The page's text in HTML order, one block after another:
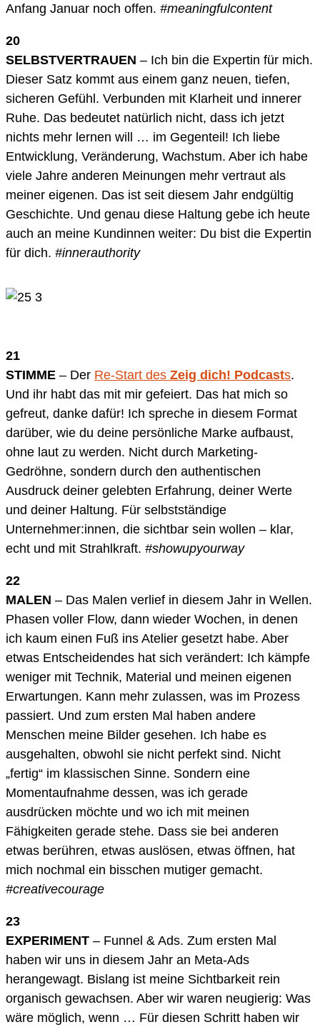
Anfang Januar noch offen. #meaningfulcontent
20
SELBSTVERTRAUEN – Ich bin die Expertin für mich.
Dieser Satz kommt aus einem ganz neuen, tiefen,
sicheren Gefühl. Verbunden mit Klarheit und innerer
Ruhe. Das bedeutet natürlich nicht, dass ich jetzt
nichts mehr lernen will … im Gegenteil! Ich liebe
Entwicklung, Veränderung, Wachstum. Aber ich habe
viele Jahre anderen Meinungen mehr vertraut als
meiner eigenen. Das ist seit diesem Jahr endgültig
Geschichte. Und genau diese Haltung gebe ich heute
auch an meine Kundinnen weiter: Du bist die Expertin
für dich. #innerauthority
21
STIMME – Der Re-Start des Zeig dich! Podcasts.
Und ihr habt das mit mir gefeiert. Das hat mich so
gefreut, danke dafür! Ich spreche in diesem Format
darüber, wie du deine persönliche Marke aufbaust,
ohne laut zu werden. Nicht durch Marketing-
Gedröhne, sondern durch den authentischen
Ausdruck deiner gelebten Erfahrung, deiner Werte
und deiner Haltung. Für selbstständige
Unternehmer:innen, die sichtbar sein wollen – klar,
echt und mit Strahlkraft. #showupyourway
22
MALEN – Das Malen verlief in diesem Jahr in Wellen.
Phasen voller Flow, dann wieder Wochen, in denen
ich kaum einen Fuß ins Atelier gesetzt habe. Aber
etwas Entscheidendes hat sich verändert: Ich kämpfe
weniger mit Technik, Material und meinen eigenen
Erwartungen. Kann mehr zulassen, was im Prozess
passiert. Und zum ersten Mal haben andere
Menschen meine Bilder gesehen. Ich habe es
ausgehalten, obwohl sie nicht perfekt sind. Nicht
„fertig“ im klassischen Sinne. Sondern eine
Momentaufnahme dessen, was ich gerade
ausdrücken möchte und wo ich mit meinen
Fähigkeiten gerade stehe. Dass sie bei anderen
etwas berühren, etwas auslösen, etwas öffnen, hat
mich nochmal ein bisschen mutiger gemacht.
#creativecourage
23
EXPERIMENT – Funnel & Ads. Zum ersten Mal
haben wir uns in diesem Jahr an Meta-Ads
herangewagt. Bislang ist meine Sichtbarkeit rein
organisch gewachsen. Aber wir waren neugierig: Was
wäre möglich, wenn … Für diesen Schritt haben wir